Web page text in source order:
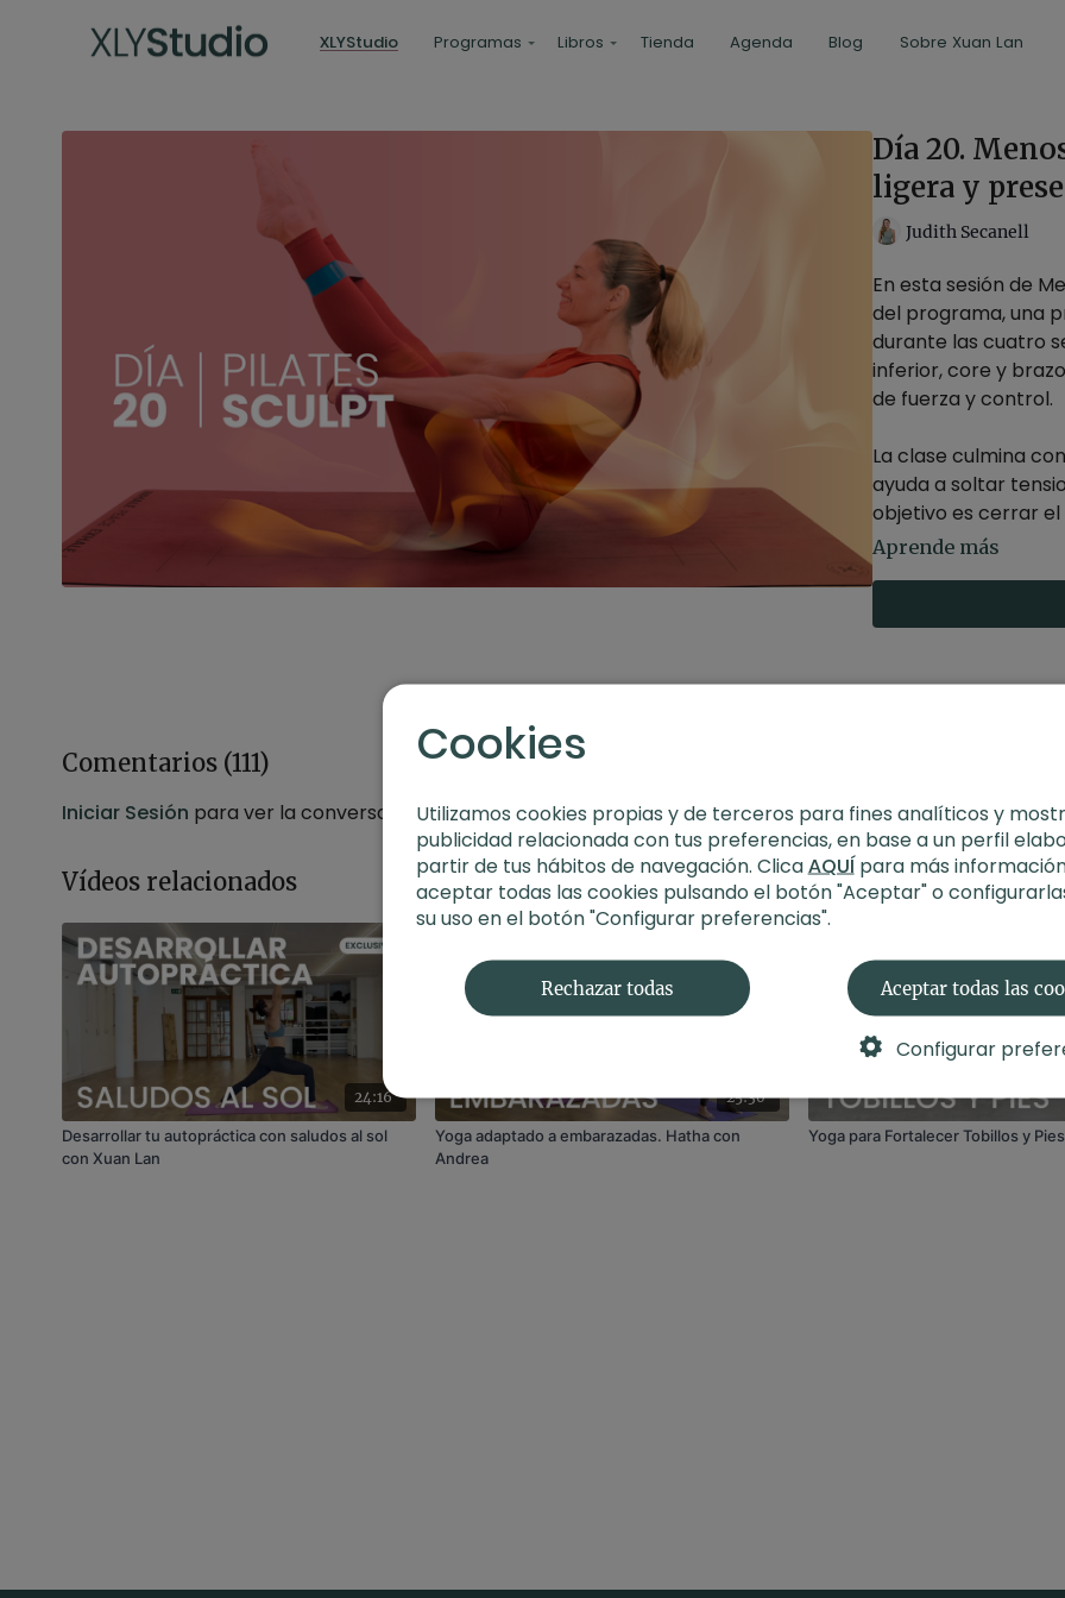
XLYStudio Programas Libros Tienda Agenda Blog Sobre Xuan Lan
Día 20.
ligera y
Judith Secanell
En esta sesión de
del programa, una
durante las cuatro
inferior, core y
de fuerza y control.
La clase culmina
ayuda a soltar
objetivo es cerrar
cuerpo,
Encuentra todos
Menos Grasa, Más
Aprende más
Comentarios (111)
Iniciar Sesión para ver la conversación
Vídeos relacionados
24:16
Desarrollar tu autopráctica con saludos al sol
con Xuan Lan
25:30
Yoga adaptado a embarazadas. Hatha con
Andrea
Yoga para Fortalecer Tobillos y Pies
Cookies
Utilizamos cookies propias y de terceros para fines analíticos y
publicidad relacionada con tus preferencias, en base a un perfil
partir de tus hábitos de navegación. ClicaAQUÍpara más
aceptar todas las cookies pulsando el botón "Aceptar" o
su uso en el botón "Configurar preferencias".
Rechazar todas Aceptar todas las
Configurar